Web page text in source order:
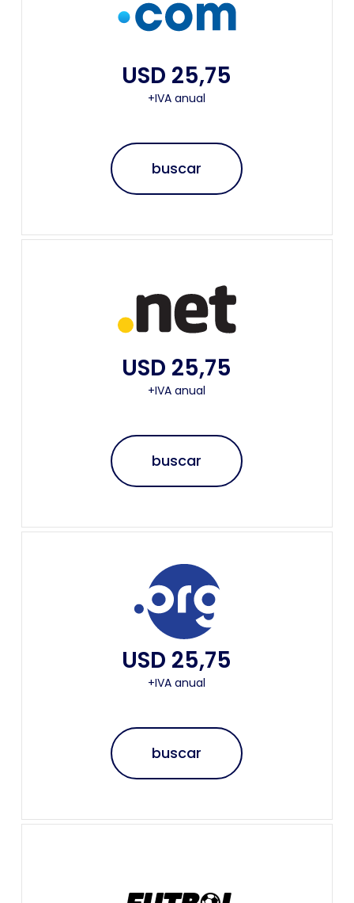
USD 25,75
+IVA anual
buscar
USD 25,75
+IVA anual
buscar
USD 25,75
+IVA anual
buscar